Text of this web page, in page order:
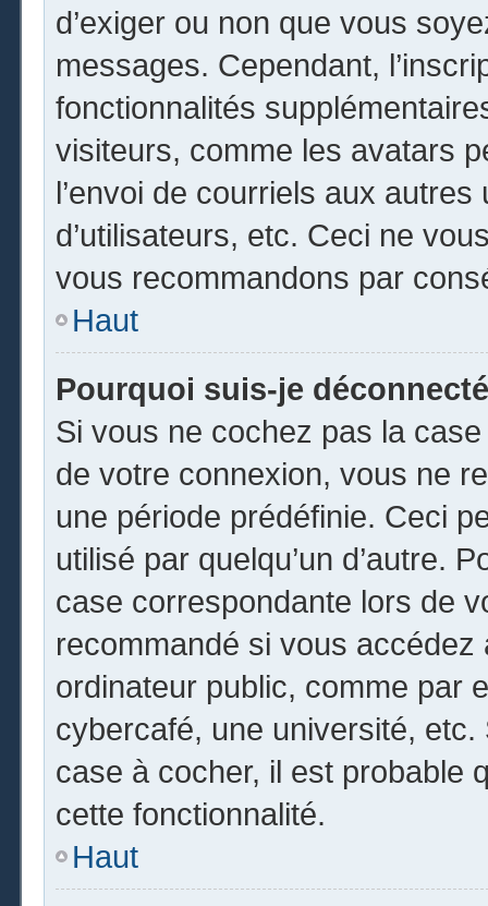
d’exiger ou non que vous
messages. Cependant,
fonctionnalités
visiteurs, comme les avatars
l’envoi de courriels aux
d’utilisateurs, etc. Ceci ne
vous recommandons par
Haut
Pourquoi suis-je
Si vous ne cochez pas la
de votre connexion, vous ne
une période prédéfinie. Ceci
utilisé par quelqu’un d’autre.
case correspondante lors de
recommandé si vous accédez
ordinateur public, comme par
cybercafé, une université,
case à cocher, il est probable
cette fonctionnalité.
Haut